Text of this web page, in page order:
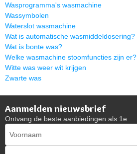
Wasprogramma's wasmachine
Wassymbolen
Waterslot wasmachine
Wat is automatische wasmiddeldosering?
Wat is bonte was?
Welke wasmachine stoomfuncties zijn er?
Witte was weer wit krijgen
Zwarte was
Aanmelden nieuwsbrief
Ontvang de beste aanbiedingen als 1e